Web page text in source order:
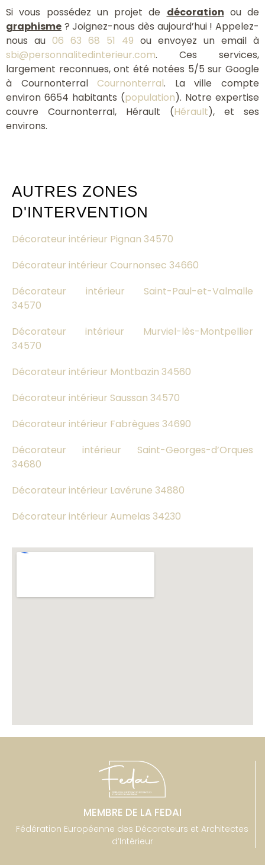
Si vous possédez un projet de décoration ou de
graphisme ? Joignez-nous dès aujourd’hui ! Appelez-
nous au 06 63 68 51 49 ou envoyez un email à
sbi@personnalitedinterieur.com. Ces services,
largement reconnues, ont été notées 5/5 sur Google
à CournonterralCournonterral. La ville compte
environ 6654 habitants (population). Notre expertise
couvre Cournonterral, Hérault (Hérault), et ses
environs.
AUTRES ZONES
D'INTERVENTION
Décorateur intérieur Pignan 34570
Décorateur intérieur Cournonsec 34660
Décorateur intérieur Saint-Paul-et-Valmalle
34570
Décorateur intérieur Murviel-lès-Montpellier
34570
Décorateur intérieur Montbazin 34560
Décorateur intérieur Saussan 34570
Décorateur intérieur Fabrègues 34690
Décorateur intérieur Saint-Georges-d’Orques
34680
Décorateur intérieur Lavérune 34880
Décorateur intérieur Aumelas 34230
MEMBRE DE LA FEDAI
Fédération Européenne des Décorateurs et Architectes
d’Intérieur